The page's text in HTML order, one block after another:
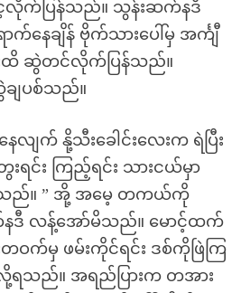
က်ပြန်သည်။ သွန်းဆက်နဒီ
နေချိန် ဗိုက်သားပေါ်မှ အင်္ကျီ
းထိ ဆွဲတင်လိုက်ပြန်သည်။
ချပစ်သည်။
လျက် နို့သီးခေါင်းလေးက ရဲပြီး
င်း ကြည့်ရင်း သားငယ်မှာ
စ်သည်။ ” အို့ အမေ့ တကယ်ကို
နဒီ လန့်အော်မိသည်။ မောင့်ထက်
က်မှ ဖမ်းကိုင်ရင်း ဒစ်ကိုဖြဲကြ
ရသည်။ အရည်ပြားက တအား